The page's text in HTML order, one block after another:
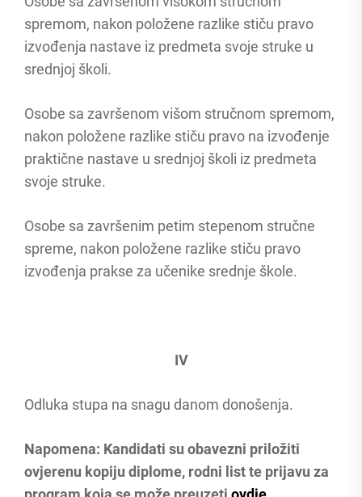
spremom, nakon položene razlike stiču pravo
izvođenja nastave iz predmeta svoje struke u
srednjoj školi.
Osobe sa završenom višom stručnom spremom,
nakon položene razlike stiču pravo na izvođenje
praktične nastave u srednjoj školi iz predmeta
svoje struke.
Osobe sa završenim petim stepenom stručne
spreme, nakon položene razlike stiču pravo
izvođenja prakse za učenike srednje škole.
IV
Odluka stupa na snagu danom donošenja.
Napomena: Kandidati su obavezni priložiti
ovjerenu kopiju diplome, rodni list te prijavu za